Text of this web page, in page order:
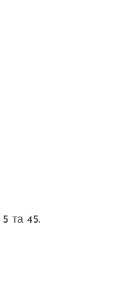
5 та 45.